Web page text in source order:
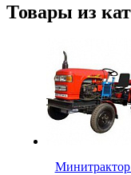
Товары из